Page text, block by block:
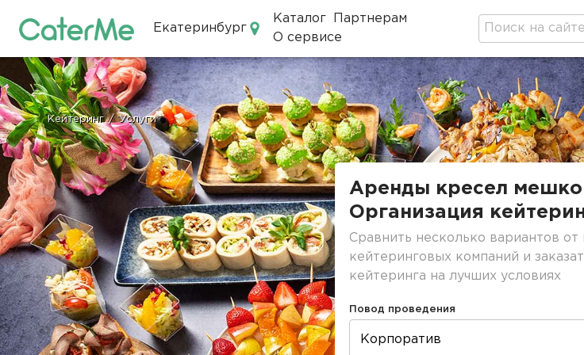
Екатеринбург
Каталог
Партнерам
О сервисе
Строка
навигации
Кейтеринг / Услуги
Аренды кресел
Организация
Сравнить несколько вариантов
кейтеринговых компаний и
кейтеринга на лучших условиях
Повод проведения